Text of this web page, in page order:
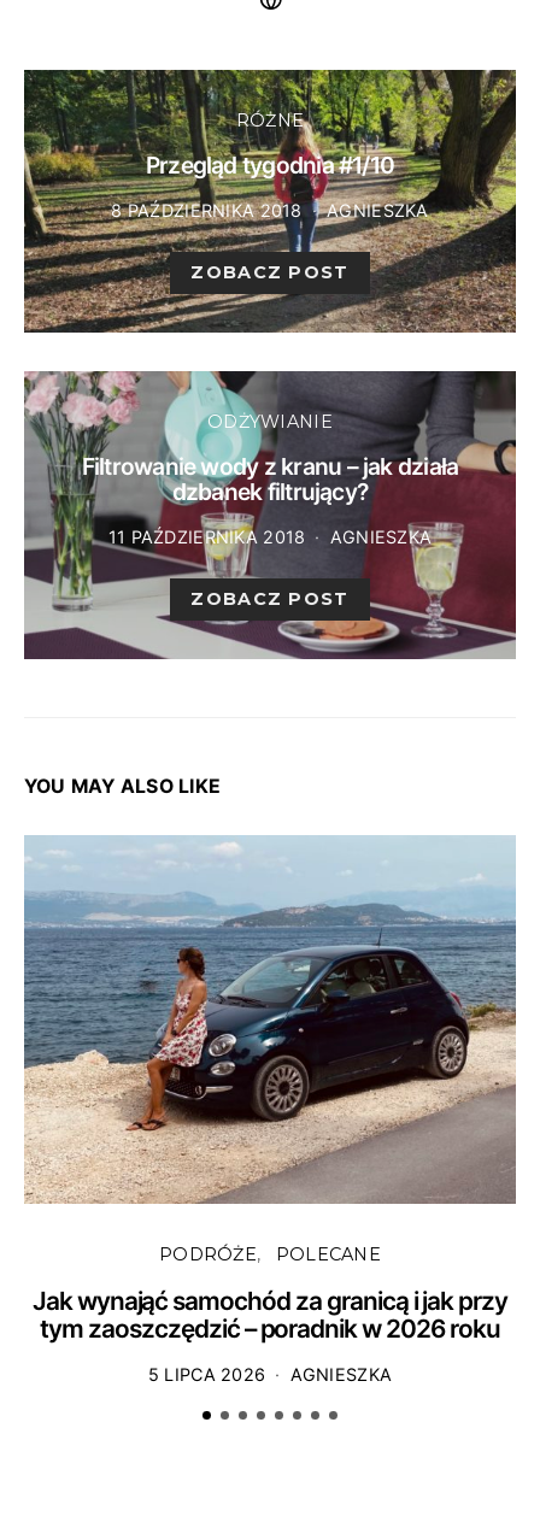
RÓŻNE
Przegląd tygodnia #1/10
8 PAŹDZIERNIKA 2018 AGNIESZKA
ZOBACZ POST
ODŻYWIANIE
Filtrowanie wody z kranu – jak działa
dzbanek filtrujący?
11 PAŹDZIERNIKA 2018 AGNIESZKA
ZOBACZ POST
YOU MAY ALSO LIKE
PODRÓŻE POLECANE
Jak wynająć samochód za granicą i jak przy
tym zaoszczędzić – poradnik w 2026 roku
5 LIPCA 2026 AGNIESZKA